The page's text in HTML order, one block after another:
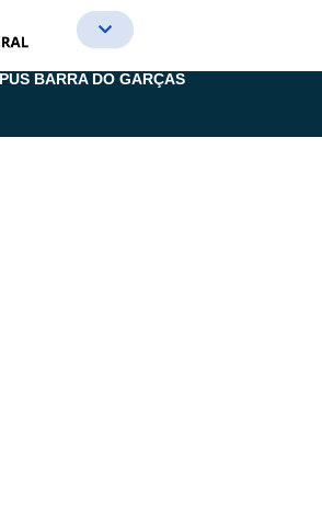
BARRA DO GARÇAS